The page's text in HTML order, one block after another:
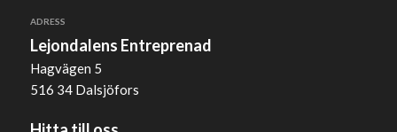
ADRESS
Lejondalens Entreprenad
Hagvägen 5
516 34 Dalsjöfors